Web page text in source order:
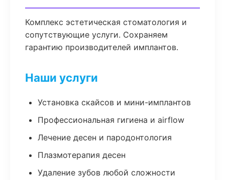
Комплекс эстетическая стоматология и
сопутствующие услуги. Сохраняем
гарантию производителей имплантов.
Наши услуги
Установка скайсов и мини-имплантов
Профессиональная гигиена и airflow
Лечение десен и пародонтология
Плазмотерапия десен
Удаление зубов любой сложности